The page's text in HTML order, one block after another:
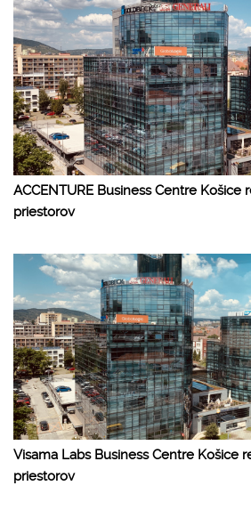
ACCENTURE Business Centre Košice
priestorov
Visama Labs Business Centre Košice
priestorov